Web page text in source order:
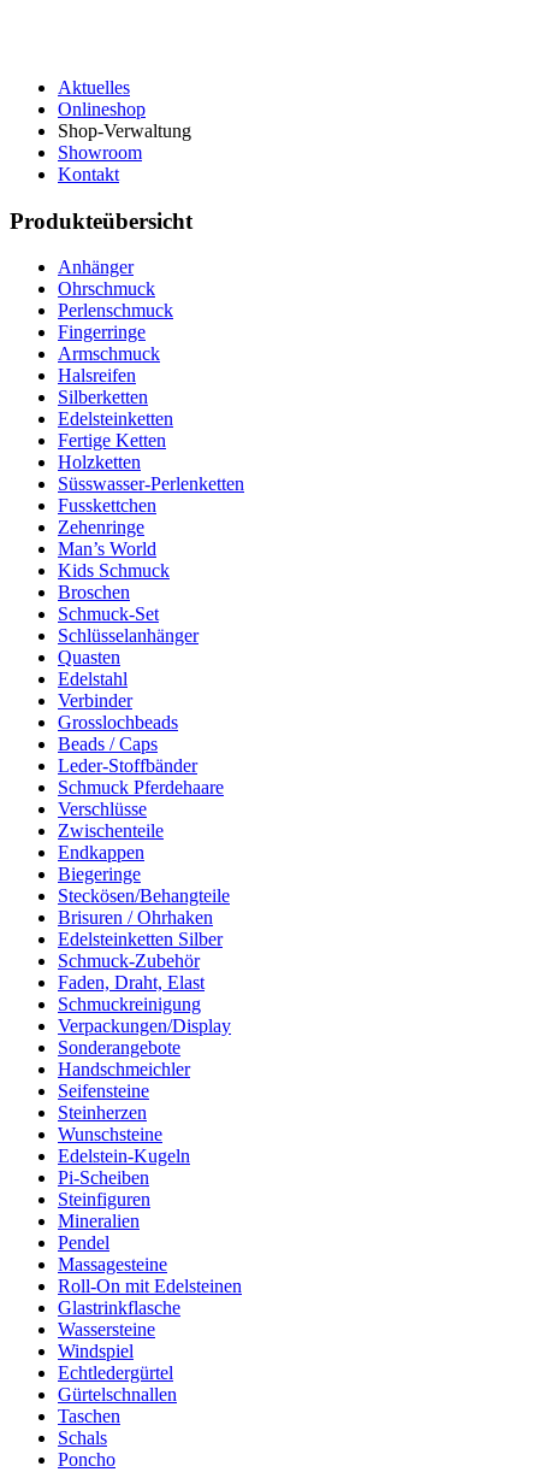
Aktuelles
Onlineshop
Shop-Verwaltung
Showroom
Kontakt
Produkteübersicht
Anhänger
Ohrschmuck
Perlenschmuck
Fingerringe
Armschmuck
Halsreifen
Silberketten
Edelsteinketten
Fertige Ketten
Holzketten
Süsswasser-Perlenketten
Fusskettchen
Zehenringe
Man’s World
Kids Schmuck
Broschen
Schmuck-Set
Schlüsselanhänger
Quasten
Edelstahl
Verbinder
Grosslochbeads
Beads / Caps
Leder-Stoffbänder
Schmuck Pferdehaare
Verschlüsse
Zwischenteile
Endkappen
Biegeringe
Steckösen/Behangteile
Brisuren / Ohrhaken
Edelsteinketten Silber
Schmuck-Zubehör
Faden, Draht, Elast
Schmuckreinigung
Verpackungen/Display
Sonderangebote
Handschmeichler
Seifensteine
Steinherzen
Wunschsteine
Edelstein-Kugeln
Pi-Scheiben
Steinfiguren
Mineralien
Pendel
Massagesteine
Roll-On mit Edelsteinen
Glastrinkflasche
Wassersteine
Windspiel
Echtledergürtel
Gürtelschnallen
Taschen
Schals
Poncho